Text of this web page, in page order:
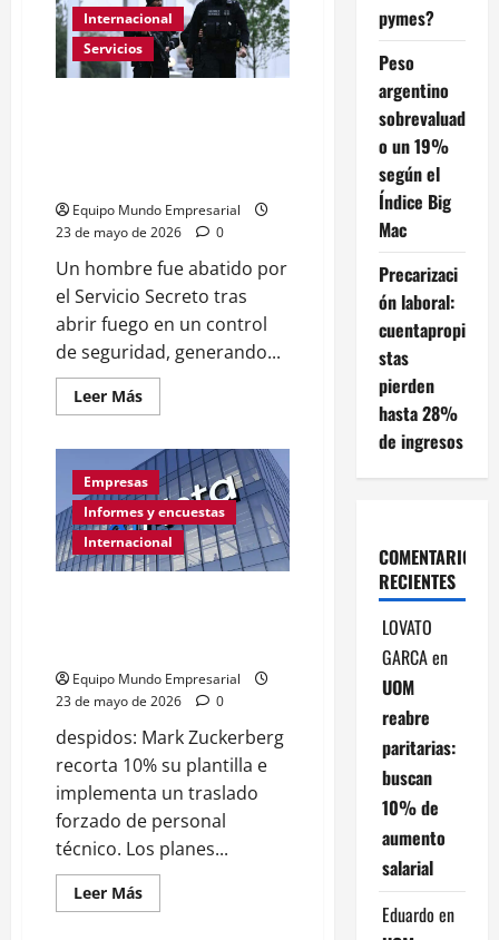
tipo
de
cambio
más
flexible
Internacional
Servicios
Equipo Mundo Empresarial
23 de mayo de 2026
0
Un hombre fue abatido por
el Servicio Secreto tras
abrir fuego en un control
de seguridad, generando...
Leer MásLeer
más
EEUU:
El
Servicio
Secreto
dice
que
agentes
mataron
Casablanca
Empresas
Informes y encuestas
Internacional
Equipo Mundo Empresarial
23 de mayo de 2026
0
despidos: Mark Zuckerberg
recorta 10% su plantilla e
implementa un traslado
forzado de personal
técnico. Los planes...
Leer MásLeer
más
pymes?
Peso
argentino
sobrevaluad
o un 19%
según el
Índice Big
Mac
Precarizaci
ón laboral:
cuentapropi
stas
pierden
hasta 28%
de ingresos
COMENTARIOS
RECIENTES
LOVATO
GARCAen
UOM
reabre
paritarias:
buscan
10% de
aumento
salarial
Eduardo en